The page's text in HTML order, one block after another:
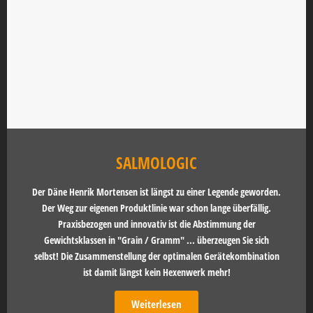
SALMOLOGIC
Der Däne Henrik Mortensen ist längst zu einer Legende geworden.
Der Weg zur eigenen Produktlinie war schon lange überfällig.
Praxisbezogen und innovativ ist die Abstimmung der
Gewichtsklassen in "Grain / Gramm" ... überzeugen Sie sich
selbst! Die Zusammenstellung der optimalen Gerätekombination
ist damit längst kein Hexenwerk mehr!
Weiterlesen